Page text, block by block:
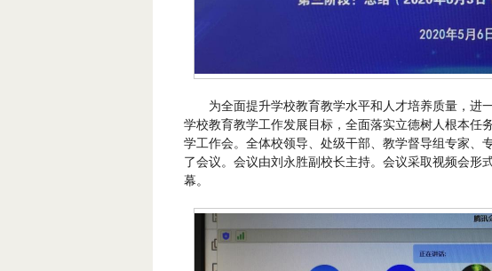
为全面提升学校教育教学水平和人才培养质量，进
学校教育教学工作发展目标，全面落实立德树人根本任
学工作会。全体校领导、处级干部、教学督导组专家、
了会议。会议由刘永胜副校长主持。会议采取视频会形
幕。